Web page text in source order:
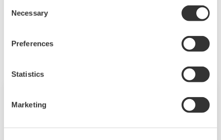
Selection
Necessary
Preferences
Statistics
Marketing